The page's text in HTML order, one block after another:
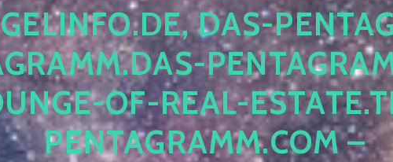
DAS-
OF-REAL-
ENTAGRAMM.COM – E